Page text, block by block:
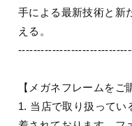
手による最新技術と新
える。
【メガネフレームをご
1. 当店で取り扱ってい